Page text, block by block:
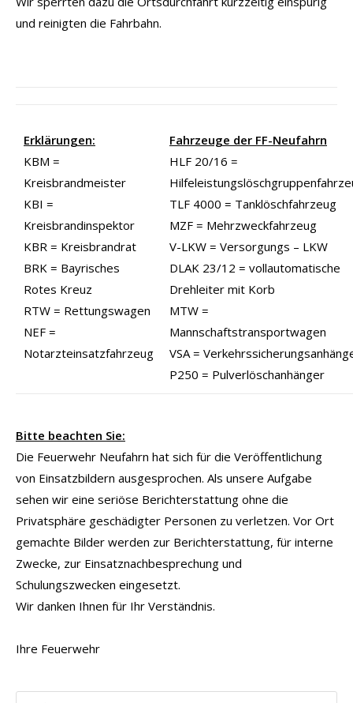
und reinigten die Fahrbahn.
Erklärungen:
KBM =
Kreisbrandmeister
KBI =
Kreisbrandinspektor
KBR = Kreisbrandrat
BRK = Bayrisches
Rotes Kreuz
RTW = Rettungswagen
NEF =
Notarzteinsatzfahrzeug
Fahrzeuge der FF-Neufahrn
HLF 20/16 =
TLF 4000 = Tanklöschfahrzeug
MZF = Mehrzweckfahrzeug
V-LKW = Versorgungs – LKW
DLAK 23/12 = vollautomatische
Drehleiter mit Korb
MTW =
Mannschaftstransportwagen
VSA =
P250 = Pulverlöschanhänger
Bitte beachten Sie:
Die Feuerwehr Neufahrn hat sich für die Veröffentlichung
von Einsatzbildern ausgesprochen. Als unsere Aufgabe
sehen wir eine seriöse Berichterstattung ohne die
Privatsphäre geschädigter Personen zu verletzen. Vor Ort
gemachte Bilder werden zur Berichterstattung, für interne
Zwecke, zur Einsatznachbesprechung und
Schulungszwecken eingesetzt.
Wir danken Ihnen für Ihr Verständnis.
Ihre Feuerwehr